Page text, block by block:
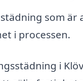
som är
i processen.
i